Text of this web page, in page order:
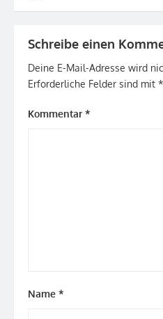
Schreibe einen
Deine E-Mail-Adresse wird
Erforderliche Felder sind mit *
Kommentar*
Name *